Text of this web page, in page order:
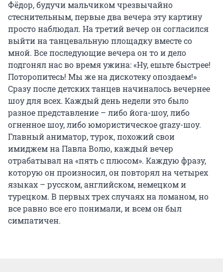
Фёдор, будучи мальчиком чрезвычайно
стеснительным, первые два вечера эту картину
просто наблюдал. На третий вечер он согласился
выйти на танцевальную площадку вместе со
мной. Все последующие вечера он то и дело
подгонял нас во время ужина: «Ну, ешьте быстрее!
Поторопитесь! Мы же на дискотеку опоздаем!»
Сразу после детских танцев начиналось вечернее
шоу для всех. Каждый день недели это было
разное представление – либо йога-шоу, либо
огненное шоу, либо юмористическое grazy-шоу.
Главный аниматор, турок, похожий свои
имиджем на Павла Волю, каждый вечер
отрабатывал на «пять с плюсом». Каждую фразу,
которую он произносил, он повторял на четырех
языках – русском, английском, немецком и
турецком. В первых трех случаях на ломаном, но
все равно все его понимали, и всем он был
симпатичен.